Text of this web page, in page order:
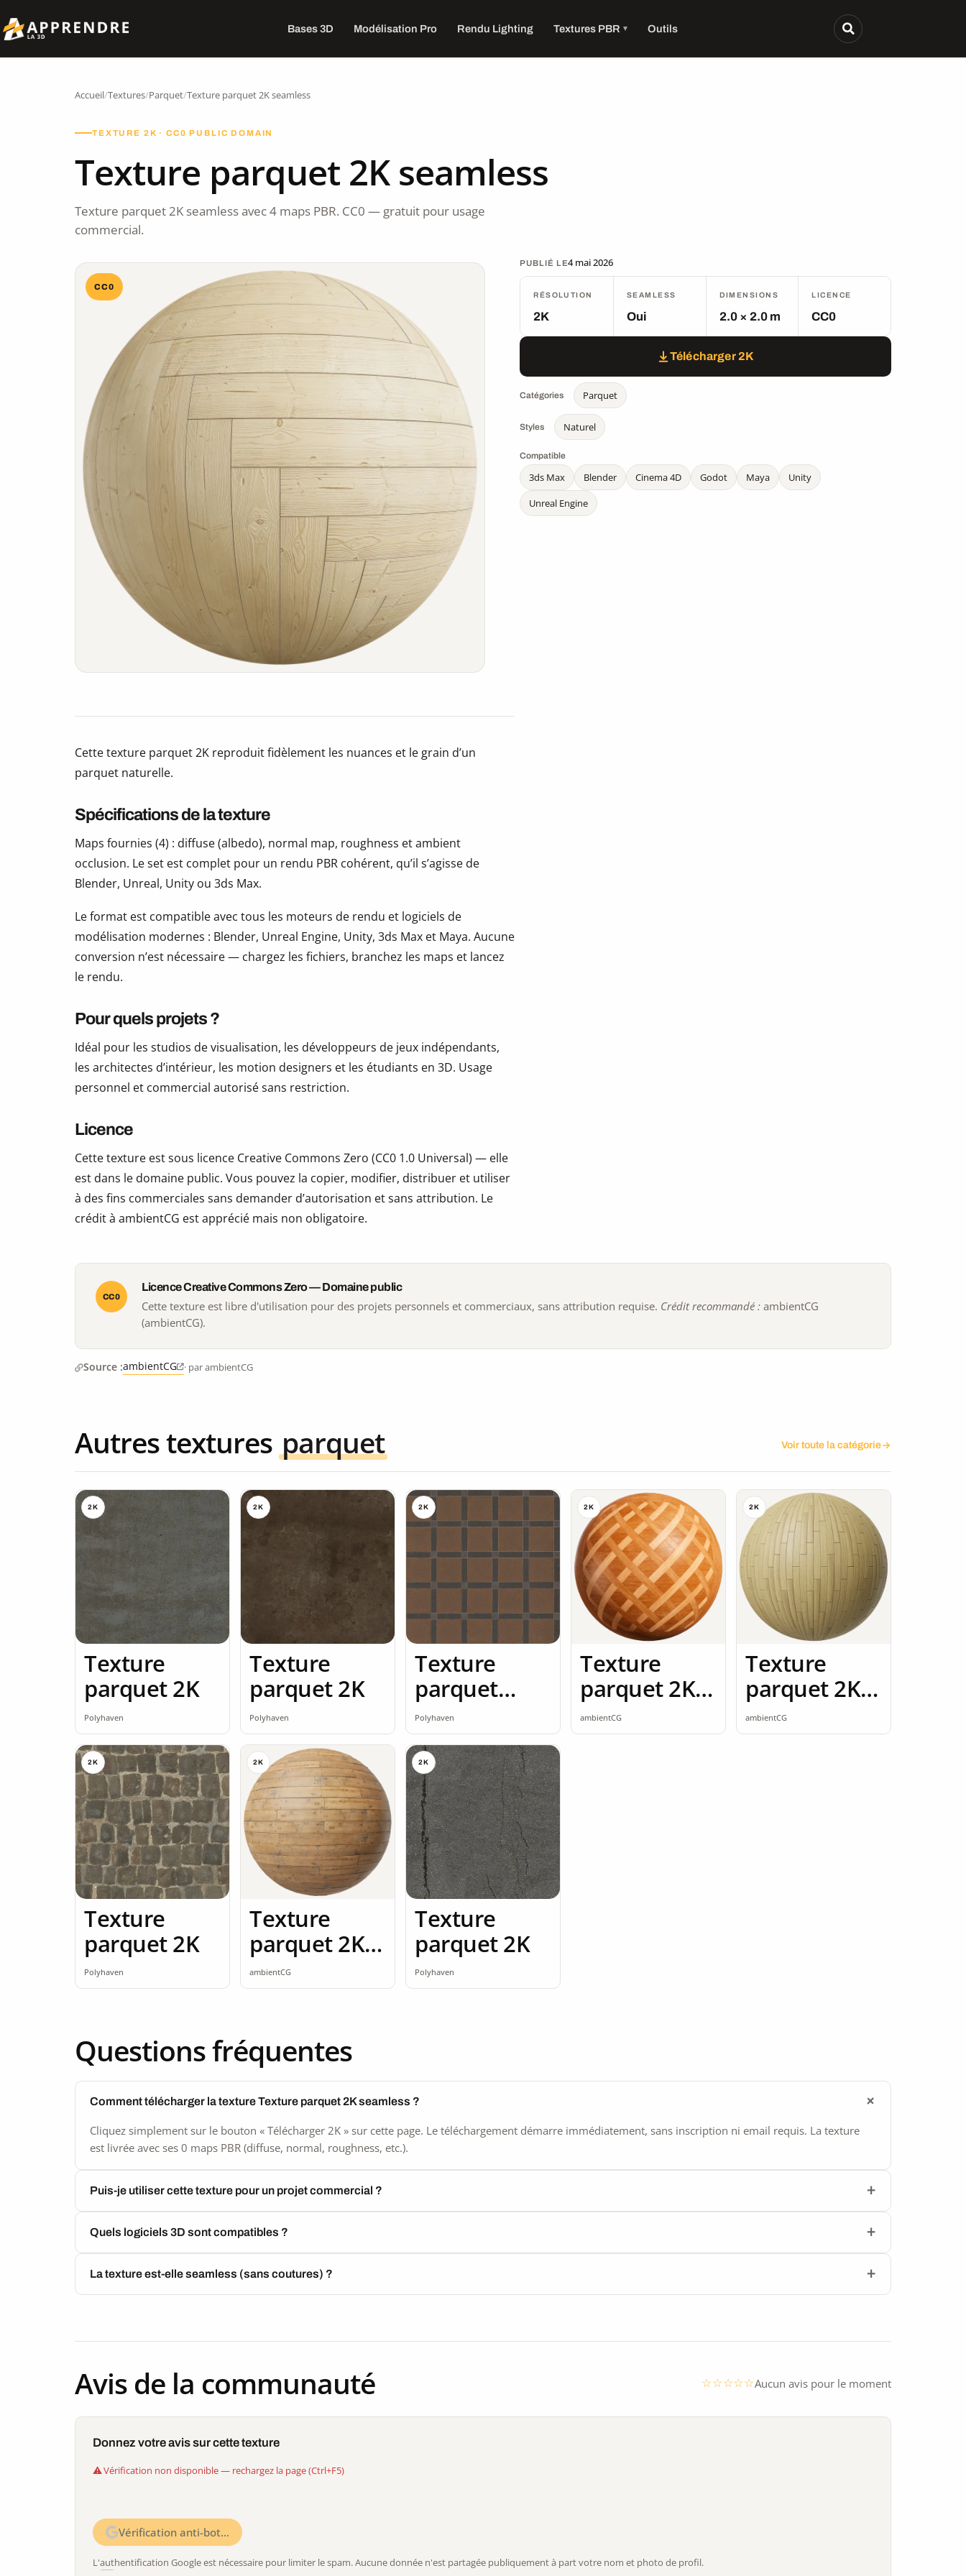
Bases 3D Modélisation Pro Rendu Lighting Textures PBR Outils
Accueil/Textures/Parquet/Texture parquet 2K seamless
TEXTURE 2K · CC0 PUBLIC DOMAIN
Texture parquet 2K seamless
Texture parquet 2K seamless avec 4 maps PBR. CC0 — gratuit pour usage
commercial.
CC0
PUBLIÉ LE4 mai 2026
RÉSOLUTION
2K
SEAMLESS
Oui
DIMENSIONS
2.0 × 2.0 m
LICENCE
CC0
Télécharger 2K
Catégories Parquet
Styles Naturel
Compatible
3ds Max Blender Cinema 4D Godot Maya
Unity
Unreal Engine
Cette texture parquet 2K reproduit fidèlement les nuances et le grain d’un
parquet naturelle.
Spécifications de la texture
Maps fournies (4) : diffuse (albedo), normal map, roughness et ambient
occlusion. Le set est complet pour un rendu PBR cohérent, qu’il s’agisse de
Blender, Unreal, Unity ou 3ds Max.
Le format est compatible avec tous les moteurs de rendu et logiciels de
modélisation modernes : Blender, Unreal Engine, Unity, 3ds Max et Maya. Aucune
conversion n’est nécessaire — chargez les fichiers, branchez les maps et lancez
le rendu.
Pour quels projets ?
Idéal pour les studios de visualisation, les développeurs de jeux indépendants,
les architectes d’intérieur, les motion designers et les étudiants en 3D. Usage
personnel et commercial autorisé sans restriction.
Licence
Cette texture est sous licence Creative Commons Zero (CC0 1.0 Universal) — elle
est dans le domaine public. Vous pouvez la copier, modifier, distribuer et utiliser
à des fins commerciales sans demander d’autorisation et sans attribution. Le
crédit à ambientCG est apprécié mais non obligatoire.
CC0
Licence Creative Commons Zero — Domaine public
Cette texture est libre d'utilisation pour des projets personnels et commerciaux, sans attribution requise. Crédit recommandé : ambientCG
(ambientCG).
Source :ambientCG · par ambientCG
Autres textures parquet Voir toute la catégorie
2K
Texture
parquet 2K
Polyhaven
2K
Texture
parquet 2K
Polyhaven
2K
Texture
parquet
granit 2K
Polyhaven
2K
Texture
parquet 2K
seamless
ambientCG
2K
Texture
parquet 2K
seamless
ambientCG
2K
Texture
parquet 2K
Polyhaven
2K
Texture
parquet 2K
seamless
ambientCG
2K
Texture
parquet 2K
Polyhaven
Questions fréquentes
Comment télécharger la texture Texture parquet 2K seamless ?
Cliquez simplement sur le bouton « Télécharger 2K » sur cette page. Le téléchargement démarre immédiatement, sans inscription ni email requis. La texture
est livrée avec ses 0 maps PBR (diffuse, normal, roughness, etc.).
Puis-je utiliser cette texture pour un projet commercial ?
Quels logiciels 3D sont compatibles ?
La texture est-elle seamless (sans coutures) ?
Avis de la communauté Aucun avis pour le moment
Donnez votre avis sur cette texture
Vérification non disponible — rechargez la page (Ctrl+F5)
Vérification anti-bot…
L'authentification Google est nécessaire pour limiter le spam. Aucune donnée n'est partagée publiquement à part votre nom et photo de profil.